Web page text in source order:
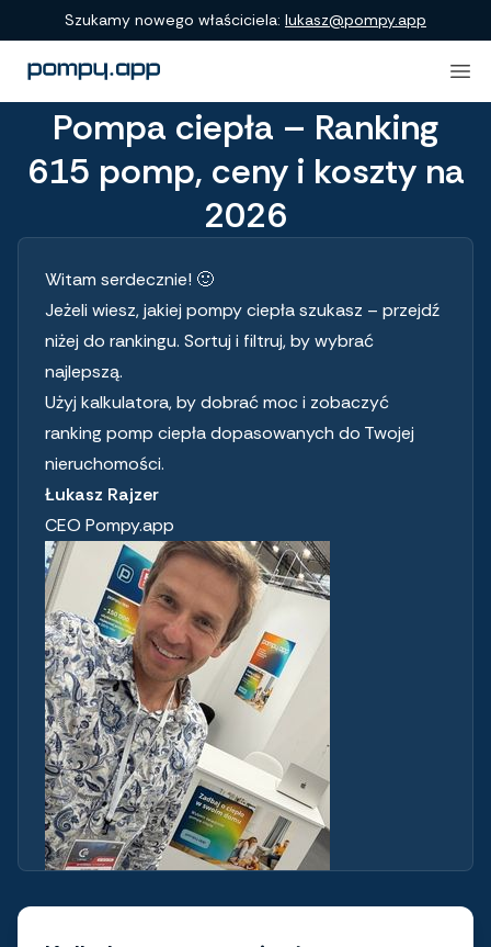
Porównanie produktów
Szukamy nowego właściciela: lukasz@pompy.app
Pompa ciepła – Ranking
615 pomp, ceny i koszty na
2026
Witam serdecznie! 🙂
Jeżeli wiesz, jakiej pompy ciepła szukasz – przejdź
niżej do rankingu. Sortuj i filtruj, by wybrać
najlepszą.
Użyj kalkulatora, by dobrać moc i zobaczyć
ranking pomp ciepła dopasowanych do Twojej
nieruchomości.
Łukasz Rajzer
CEO Pompy.app